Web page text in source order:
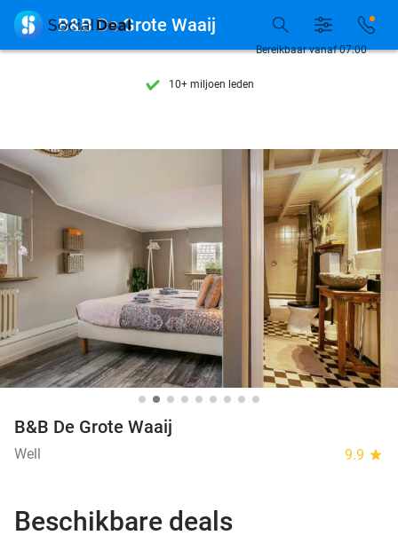
7 dagen per week beschikbaar
10+ miljoen leden
7 dagen per week beschikbaar
Bereikbaar vanaf 07:00
 B&B De Grote Waaij
B&B De Grote Waaij
Well 9.9 star
Beschikbare deals